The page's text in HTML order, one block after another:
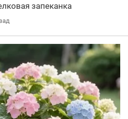
запеканка